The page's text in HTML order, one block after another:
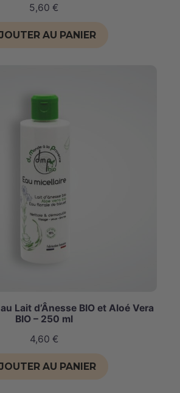
5,60 €
AU PANIER
Lait d’Ânesse BIO et Aloé Vera
BIO – 250 ml
4,60 €
AU PANIER